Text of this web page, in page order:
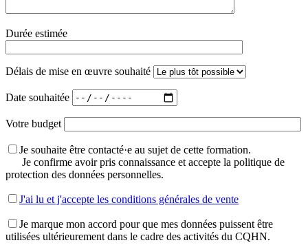
Durée estimée
Délais de mise en œuvre souhaité
Date souhaitée
Votre budget
Je souhaite être contacté·e au sujet de cette formation.
Je confirme avoir pris connaissance et accepte la politique de
protection des données personnelles.
J'ai lu et j'accepte les conditions générales de vente
Je marque mon accord pour que mes données puissent être
utilisées ultérieurement dans le cadre des activités du CQHN.